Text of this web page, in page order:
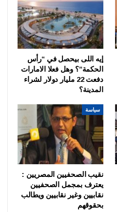
إيه اللى بيحصل في “رأس
الحكمة”؟ وهل فعلا الامارات
دفعت 22 مليار دولار لشراء
المدينة؟
سياسة
نقيب الصحفيين المصريين :
يعترف بمجمل الصحفيين
نقابيين وغير نقابيين ويطالب
بحقوقهم